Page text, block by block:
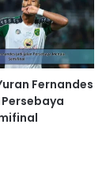
Fernandes